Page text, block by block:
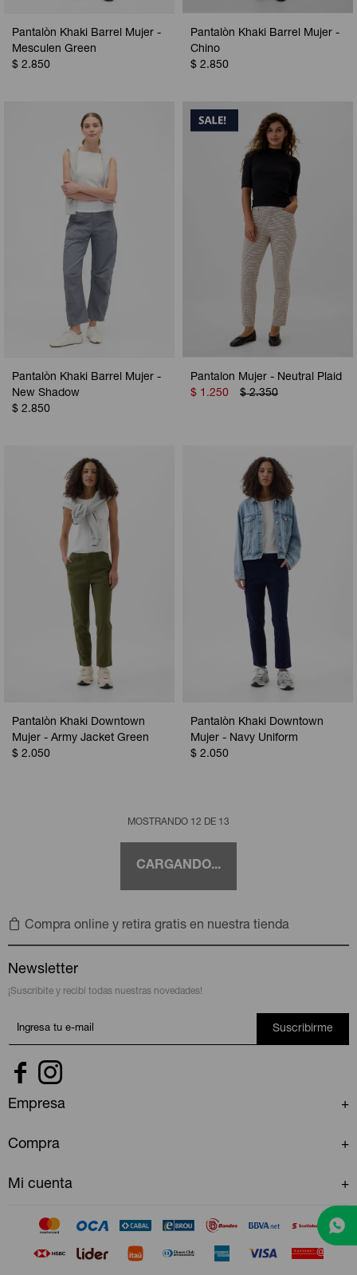
Pantalòn Khaki Barrel Mujer -
Mesculen Green
$ 2.850
Pantalòn Khaki Barrel Mujer -
Chino
$ 2.850
Pantalòn Khaki Barrel Mujer -
New Shadow
$ 2.850
Pantalon Mujer - Neutral Plaid
$ 1.250 $ 2.350
Pantalòn Khaki Downtown
Mujer - Army Jacket Green
$ 2.050
Pantalòn Khaki Downtown
Mujer - Navy Uniform
$ 2.050
Pantalòn Khaki Downtown
Mujer - Khaki
$ 2.050
Newsletter